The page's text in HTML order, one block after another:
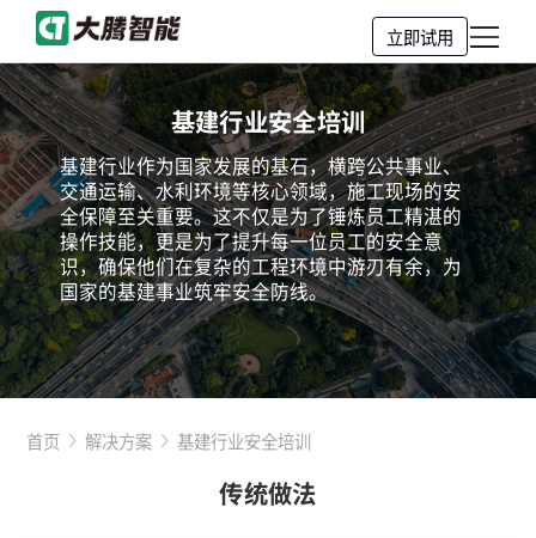
立即试用
基建行业安全培训
基建行业作为国家发展的基石，横跨公共事业、
交通运输、水利环境等核心领域，施工现场的安
全保障至关重要。这不仅是为了锤炼员工精湛的
操作技能，更是为了提升每一位员工的安全意
识，确保他们在复杂的工程环境中游刃有余，为
国家的基建事业筑牢安全防线。
首页 解决方案 基建行业安全培训
传统做法